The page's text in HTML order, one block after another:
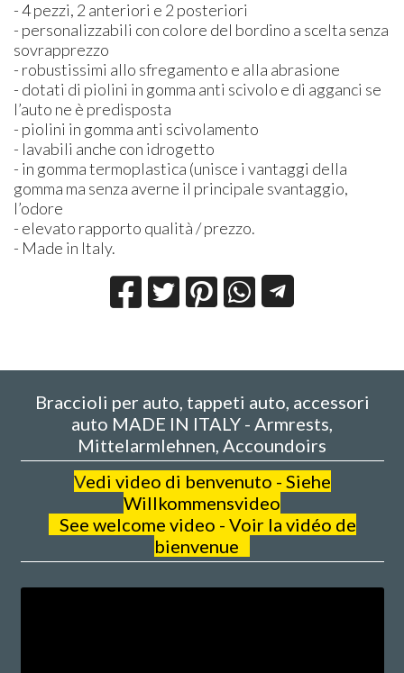
- 4 pezzi, 2 anteriori e 2 posteriori
- personalizzabili con colore del bordino a scelta senza
sovrapprezzo
- robustissimi allo sfregamento e alla abrasione
- dotati di piolini in gomma anti scivolo e di agganci se
l’auto ne è predisposta
- piolini in gomma anti scivolamento
- lavabili anche con idrogetto
- in gomma termoplastica (unisce i vantaggi della
gomma ma senza averne il principale svantaggio,
l’odore
- elevato rapporto qualità / prezzo.
- Made in Italy.
Braccioli per auto, tappeti auto, accessori
auto MADE IN ITALY - Armrests,
Mittelarmlehnen, Accoundoirs
Vedi video di benvenuto - Siehe
Willkommensvideo
See welcome video - Voir la vidéo de
bienvenue